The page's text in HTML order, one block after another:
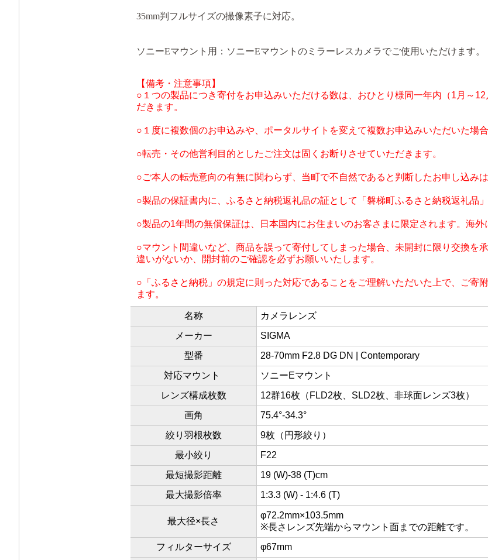
35mm判フルサイズの撮像素子に対応。
ソニーEマウント用：ソニーEマウントのミラーレスカメラでご使用いただけます。
【備考・注意事項】
○１つの製品につき寄付をお申込みいただける数は、おひとり様同一年内（1月～
だきます。
○１度に複数個のお申込みや、ポータルサイトを変えて複数お申込みいただいた場
○転売・その他営利目的としたご注文は固くお断りさせていただきます。
○ご本人の転売意向の有無に関わらず、当町で不自然であると判断したお申し込み
○製品の保証書内に、ふるさと納税返礼品の証として「磐梯町ふるさと納税返礼品
○製品の1年間の無償保証は、日本国内にお住まいのお客さまに限定されます。海外
○マウント間違いなど、商品を誤って寄付してしまった場合、未開封に限り交換を
違いがないか、開封前のご確認を必ずお願いいたします。
○「ふるさと納税」の規定に則った対応であることをご理解いただいた上で、ご寄
ます。
名称
カメラレンズ
メーカー
SIGMA
型番
28-70mm F2.8 DG DN | Contemporary
対応マウント
ソニーEマウント
レンズ構成枚数
12群16枚（FLD2枚、SLD2枚、非球面レンズ3枚）
画角
75.4°-34.3°
絞り羽根枚数
9枚（円形絞り）
最小絞り
F22
最短撮影距離
19 (W)-38 (T)cm
最大撮影倍率
1:3.3 (W) - 1:4.6 (T)
最大径×長さ
φ72.2mm×103.5mm
※長さレンズ先端からマウント面までの距離です。
フィルターサイズ
φ67mm